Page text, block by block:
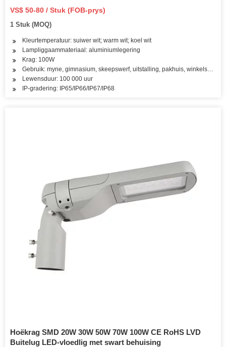
Bewegingsensor Vloedlig IP66, 4000K, 80CRI,
VS$ 50-80 / Stuk (FOB-prys)
1 Stuk (MOQ)
Kleurtemperatuur: suiwer wit; warm wit; koel wit
Lampliggaammateriaal: aluminiumlegering
Krag: 100W
Gebruik: myne, gimnasium, skeepswerf, uitstalling, pakhuis,
Lewensduur: 100 000 uur
IP-gradering: IP65/IP66/IP67/IP68
Hoëkrag SMD 20W 30W 50W 70W 100W CE RoHS LVD
Buitelug LED-vloedlig met swart behuising